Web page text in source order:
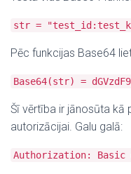
str =
Pēc funkcijas Base64
Base64(str) =
Šī vērtība ir jānosūta kā
autorizācijai. Galu galā:
Authorization: Basic